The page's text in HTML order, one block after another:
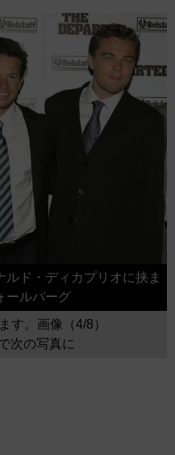
ド・ディカプリオに挟ま
ールバーグ
す。画像（4/8）
次の写真に